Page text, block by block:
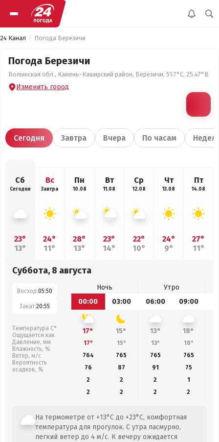
24 Канал Погода Березичи
Погода Березичи
Волынская обл., Камень-Каширский район, Березичи, 51.7°С, 25.47°В
Изменить город
Сегодня Завтра Вчера По часам
Сб
Сегодня
23°
13°
Вс
Завтра
24°
11°
Пн
10.08
28°
13°
Вт
11.08
23°
14°
Ср
12.08
22°
10°
Чт
13.08
24°
9°
Пт
14.08
27°
11°
Суббота, 8 августа
Восход:05:50
Закат:20:55
Температура С°
Ощущается как
Давление, мм
Влажность, %
Ветер, м/с
Вероятность
осадков, %
Ночь
Утро
00:00
03:00 06:00 09:00
17° 15° 13° 18°
17° 15° 13° 18°
764
765 765 765
76
87 91 75
2
2 2
1
2
2 2 2
На термометре от +13°C до +23°C, комфортная
температура для прогулок. С утра пасмурно,
легкий ветер до 4 м/с. К вечеру ожидается